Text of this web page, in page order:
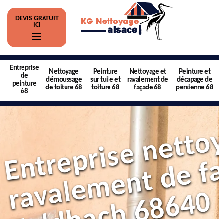
DEVIS GRATUIT
ICI
Entreprise
de
peinture
68
Nettoyage
démoussage
de toiture 68
Peinture
sur tuile et
toiture 68
Nettoyage et
ravalement de
façade 68
Peinture et
décapage de
persienne 68